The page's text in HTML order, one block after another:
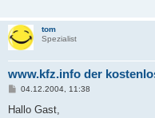
tom
Spezialist
www.kfz.info der
B
i
04.12.2004, 11:38
Hallo Gast,